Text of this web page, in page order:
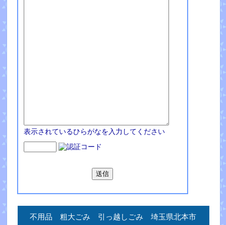
表示されているひらがなを入力してください
不用品 粗大ごみ 引っ越しごみ 埼玉県北本市